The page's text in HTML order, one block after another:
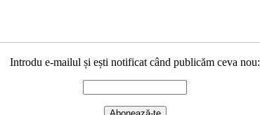
Introdu e-mailul și ești notificat când publicăm ceva nou: